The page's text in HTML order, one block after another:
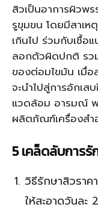
สิวเป็นอาการผิวพ
รูขุมขน โดยมีสาเ
เกินไป ร่วมกับเชื้อ
ลอกตัวผิดปกติ รว
ของต่อมไขมัน เมื่
จะนำไปสู่การอักเ
แวดล้อม อารมณ์ พ
ผลิตภัณฑ์เครื่องสำ
5 เคล็ดลับการ
วิธีรักษาสิวราค
ให้สะอาดวันล